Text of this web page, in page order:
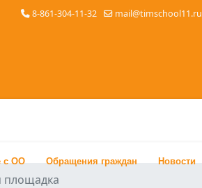
8-861-304-11-32 mail@timschool11.ru
с ОО Обращения граждан Новости
площадка